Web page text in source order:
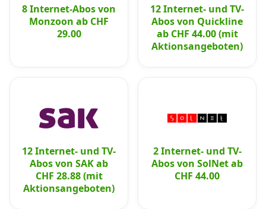
8 Internet-Abos von
Monzoon ab CHF
29.00
12 Internet- und TV-
Abos von Quickline
ab CHF 44.00 (mit
Aktionsangeboten)
12 Internet- und TV-
Abos von SAK ab
CHF 28.88 (mit
Aktionsangeboten)
2 Internet- und TV-
Abos von SolNet ab
CHF 44.00